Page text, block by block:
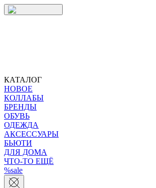
КАТАЛОГ
НОВОЕ
КОЛЛАБЫ
БРЕНДЫ
ОБУВЬ
ОДЕЖДА
АКСЕССУАРЫ
БЬЮТИ
ДЛЯ ДОМА
ЧТО-ТО ЕЩЁ
%sale